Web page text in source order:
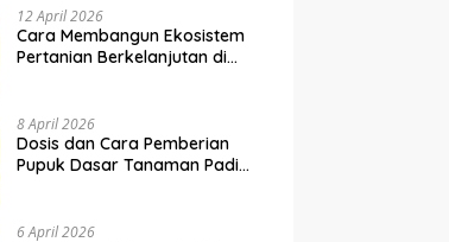
dalam
di Indonesia
Ekonomi Sumber Daya Lahan:
12 April 2026
Cara Membangun Ekosistem
Pertanian Berkelanjutan di
8 April 2026
Dosis dan Cara Pemberian
Pupuk Dasar Tanaman Padi
6 April 2026